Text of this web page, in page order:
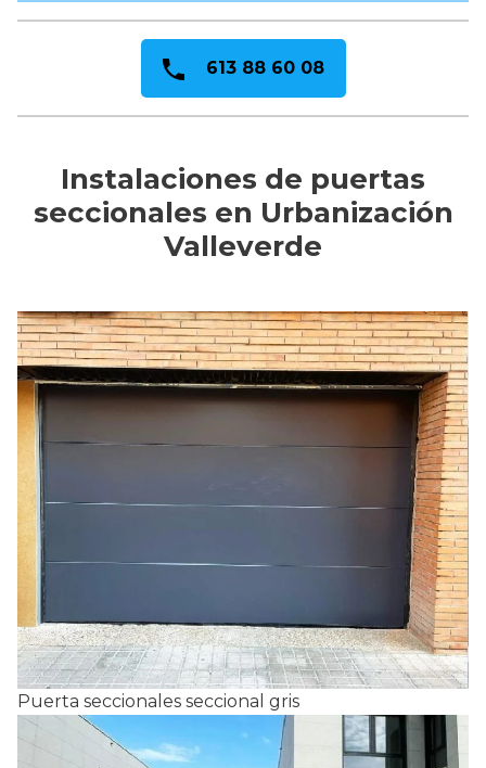
613 88 60 08
Instalaciones de puertas
seccionales en Urbanización
Valleverde
Puerta seccionales seccional gris